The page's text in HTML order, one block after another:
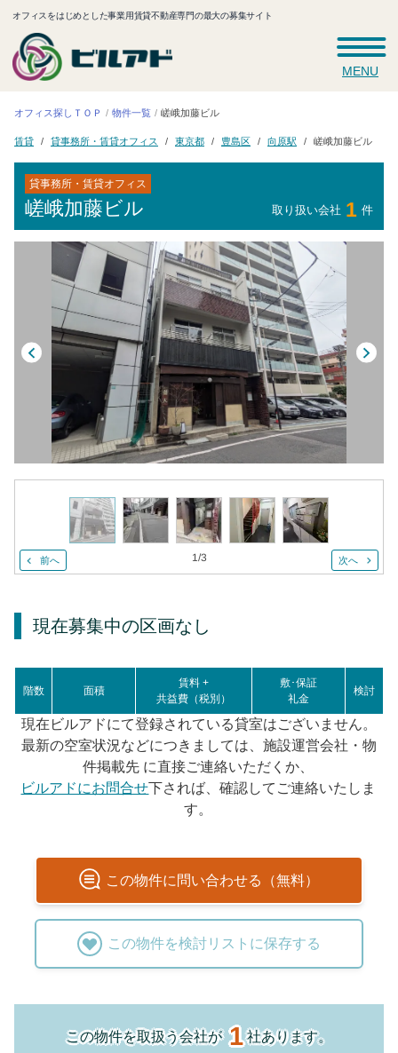
オフィスをはじめとした事業用賃貸不動産専門の最大の募集サイト
MENU
オフィス探しＴＯＰ 物件一覧 嵯峨加藤ビル
賃貸 貸事務所・賃貸オフィス 東京都 豊島区 向原駅 嵯峨加藤ビル
貸事務所・賃貸オフィス
嵯峨加藤ビル 取り扱い会社 1 件
前へ 1/3 次へ
現在募集中の区画なし
階数 面積
賃料 +
共益費（税別）
敷･保証
礼金
検討
現在ビルアドにて登録されている貸室はございません。
最新の空室状況などにつきましては、施設運営会社・物
件掲載先 に直接ご連絡いただくか、
ビルアドにお問合せ下されば、確認してご連絡いたしま
す。
この物件に問い合わせる（無料）
この物件を検討リストに保存する
この物件を取扱う会社が1社あります。